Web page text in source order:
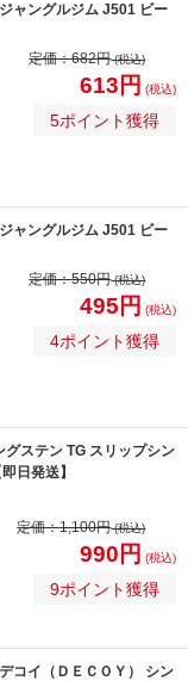
ャングルジム J501 ビー
定価：682円(税込)
613円 (税込)
5ポイント獲得
ャングルジム J501 ビー
定価：550円(税込)
495円 (税込)
4ポイント獲得
グステン TG スリップシン
日発送】
定価：1,100円(税込)
990円 (税込)
9ポイント獲得
コイ（ＤＥＣＯＹ） シン